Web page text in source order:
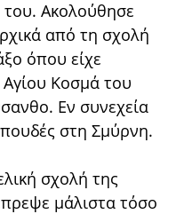
Ακολούθησε
από τη σχολή
όπου είχε
Κοσμά του
Εν συνεχεία
στη Σμύρνη.
σχολή της
μάλιστα τόσο